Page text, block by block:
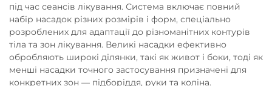
під час сеансів лікування. Система включає повний
набір насадок різних розмірів і форм, спеціально
розроблених для адаптації до різноманітних контурів
тіла та зон лікування. Великі насадки ефективно
обробляють широкі ділянки, такі як живот і боки, тоді як
менші насадки точного застосування призначені для
конкретних зон — підборіддя, руки та коліна.